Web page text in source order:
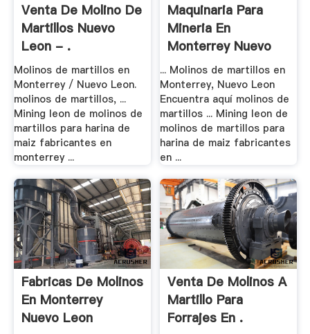
Venta De Molino De
Martillos Nuevo
Leon - .
Molinos de martillos en
Monterrey / Nuevo Leon.
molinos de martillos, ...
Mining leon de molinos de
martillos para harina de
maiz fabricantes en
monterrey ...
Maquinaria Para
Mineria En
Monterrey Nuevo
Leon
... Molinos de martillos en
Monterrey, Nuevo Leon
Encuentra aquí molinos de
martillos ... Mining leon de
molinos de martillos para
harina de maiz fabricantes
en ...
Fabricas De Molinos
En Monterrey
Nuevo Leon
Venta De Molinos A
Martillo Para
Forrajes En .